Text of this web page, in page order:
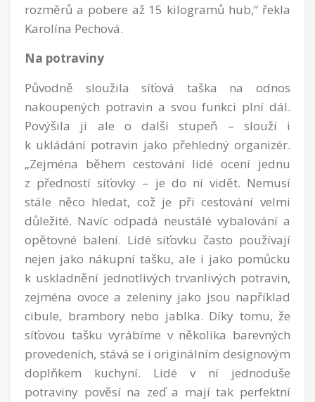
rozměrů a pobere až 15 kilogramů hub,“ řekla
Karolína Pechová.
Na potraviny
Původně sloužila síťová taška na odnos
nakoupených potravin a svou funkci plní dál.
Povýšila ji ale o další stupeň – slouží i
k ukládání potravin jako přehledný organizér.
„Zejména během cestování lidé ocení jednu
z předností síťovky – je do ní vidět. Nemusí
stále něco hledat, což je při cestování velmi
důležité. Navíc odpadá neustálé vybalování a
opětovné balení. Lidé síťovku často používají
nejen jako nákupní tašku, ale i jako pomůcku
k uskladnění jednotlivých trvanlivých potravin,
zejména ovoce a zeleniny jako jsou například
cibule, brambory nebo jablka. Díky tomu, že
síťovou tašku vyrábíme v několika barevných
provedeních, stává se i originálním designovým
doplňkem kuchyní. Lidé v ní jednoduše
potraviny pověsí na zeď a mají tak perfektní